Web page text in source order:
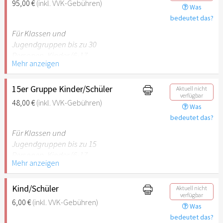
empfehlenswert.
95,00 €(inkl. VVK-Gebühren)
Was
bedeutet das?
Für Klassen und
Jugendgruppen bis zu 30
Jahre) oder Schüler mit
Schülerausweis inklusive
erwachsene Begleitperson.
Hinweis: Für Kinder unter 6
Stuttgart nicht
empfehlenswert.
Mehr anzeigen
15er Gruppe Kinder/Schüler
48,00 €(inkl. VVK-Gebühren)
Aktuell nicht
verfügbar
Was
bedeutet das?
Für Klassen und
Jugendgruppen bis zu 15
Jahre) oder Schüler mit
Schülerausweis inklusive
erwachsene Begleitperson.
Hinweis: Für Kinder unter 6
Mehr anzeigen
Kind/Schüler
6,00 €(inkl. VVK-Gebühren)
Aktuell nicht
verfügbar
Was
bedeutet das?